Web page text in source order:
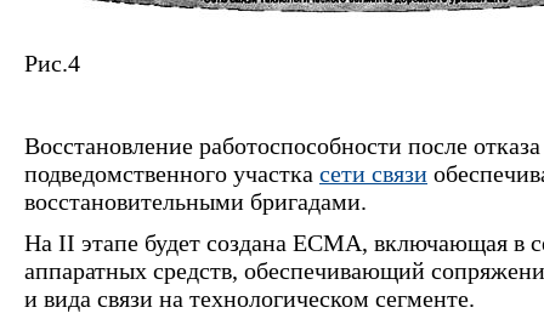
Рис.4
Восстановление работоспособности после
подведомственного участка сети связи
восстановительными бригадами.
На II этапе будет создана ЕСМА, включающая в
аппаратных средств, обеспечивающий
и вида связи на технологическом сегменте.